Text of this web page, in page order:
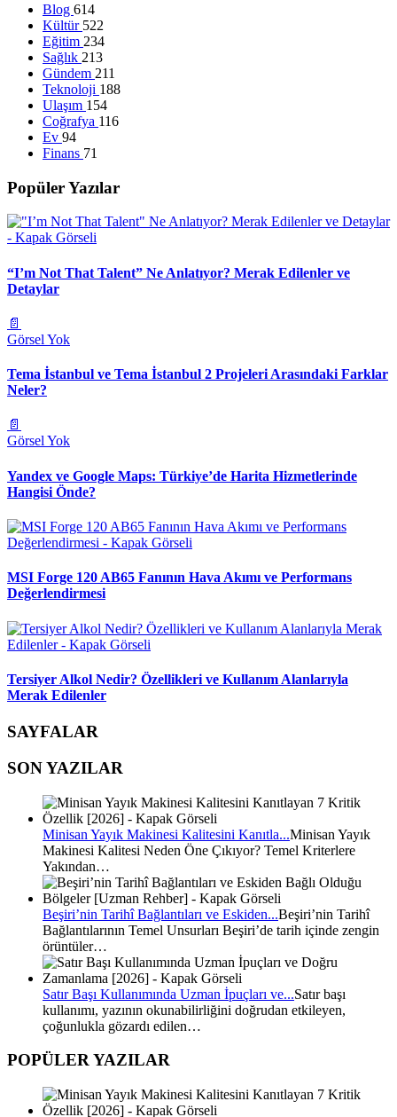
Blog 614
Kültür 522
Eğitim 234
Sağlık 213
Gündem 211
Teknoloji 188
Ulaşım 154
Coğrafya 116
Ev 94
Finans 71
Popüler Yazılar
“I’m Not That Talent” Ne Anlatıyor? Merak Edilenler ve
Detaylar
📄
Görsel Yok
Tema İstanbul ve Tema İstanbul 2 Projeleri Arasındaki Farklar
Neler?
📄
Görsel Yok
Yandex ve Google Maps: Türkiye’de Harita Hizmetlerinde
Hangisi Önde?
MSI Forge 120 AB65 Fanının Hava Akımı ve Performans
Değerlendirmesi
Tersiyer Alkol Nedir? Özellikleri ve Kullanım Alanlarıyla
Merak Edilenler
SAYFALAR
SON YAZILAR
Minisan Yayık Makinesi Kalitesini Kanıtla...Minisan Yayık
Makinesi Kalitesi Neden Öne Çıkıyor? Temel Kriterlere
Yakından…
Beşiri’nin Tarihî Bağlantıları ve Eskiden...Beşiri’nin Tarihî
Bağlantılarının Temel Unsurları Beşiri’de tarih içinde zengin
örüntüler…
Satır Başı Kullanımında Uzman İpuçları ve...Satır başı
kullanımı, yazının okunabilirliğini doğrudan etkileyen,
çoğunlukla gözardı edilen…
POPÜLER YAZILAR